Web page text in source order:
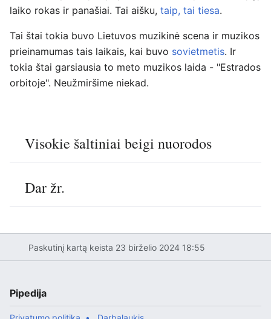
laiko rokas ir panašiai. Tai aišku, taip, tai tiesa.
Tai štai tokia buvo Lietuvos muzikinė scena ir muzikos
prieinamumas tais laikais, kai buvo sovietmetis. Ir
tokia štai garsiausia to meto muzikos laida - "Estrados
orbitoje". Neužmiršime niekad.
Visokie šaltiniai beigi nuorodos
Dar žr.
Paskutinį kartą keista 23 birželio 2024 18:55
Pipedija